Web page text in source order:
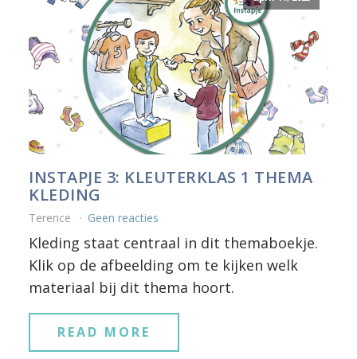
INSTAPJE 3: KLEUTERKLAS 1 THEMA
KLEDING
Terence Geen reacties
Kleding staat centraal in dit themaboekje.
Klik op de afbeelding om te kijken welk
materiaal bij dit thema hoort.
READ MORE